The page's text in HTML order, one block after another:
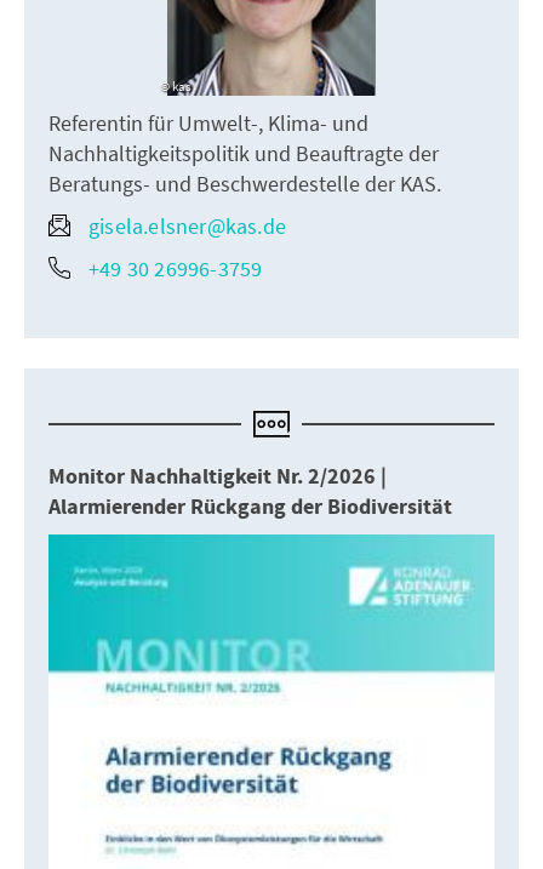
kas
Referentin für Umwelt-, Klima- und
Nachhaltigkeitspolitik und Beauftragte der
Beratungs- und Beschwerdestelle der KAS.
gisela.elsner@kas.de
+49 30 26996-3759
Monitor Nachhaltigkeit Nr. 2/2026 |
Alarmierender Rückgang der Biodiversität